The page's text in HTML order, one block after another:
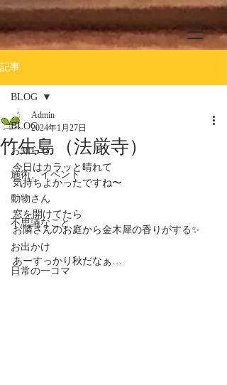
記事
BLOG
お知らせ
施術、イベント
動物さん
不思議なこと
お出かけ
日常の一コマ
BLOG
竹生島（法厳寺）
Admin
2024年1月27日
今日はカラッと晴れて
気持ちよかったですね〜
窓を開けてたら
お隣さんのお庭から金木犀の香りがする✨
あーすっかり秋だなぁ…